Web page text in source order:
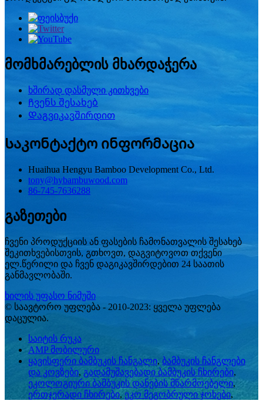
მომხმარებლის მხარდაჭერა
ხშირად დასმული კითხვები
Ჩვენს შესახებ
Დაგვიკავშირდით
Საკონტაქტო ინფორმაცია
Huaihua Hengyu Bamboo Development Co., Ltd.
tony@hybambuwood.com
86-745-7636288
გაზეთები
ჩვენი პროდუქციის ან ფასების ჩამონათვალის შესახებ
შეკითხვებისთვის, გთხოვთ, დაგვიტოვოთ თქვენი
ელ.წერილი და ჩვენ დაგიკავშირდებით 24 საათის
განმავლობაში.
ხილის უფასო ნიმუში
© საავტორო უფლება - 2010-2023: ყველა უფლება
დაცულია.
საიტის რუკა
AMP მობილური
ყავისფერი ბამბუკის ჩანგალი, ბამბუკის ჩანგლები
და კოვზები, გადამუშავებადი ბამბუკის ჩხირები,
ეკოლოგიური ბამბუკის დანების მწარმოებელი,
ერთჯერადი ჩხირები, ეკო მეგობრული ჯოხები,